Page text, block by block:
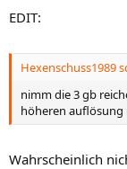
EDIT:
Hexenschuss1989
nimm die 3 gb
höheren auflösung
Wahrscheinlich